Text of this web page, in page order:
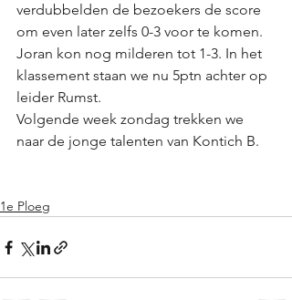
verdubbelden de bezoekers de score
om even later zelfs 0-3 voor te komen.
Joran kon nog milderen tot 1-3. In het
klassement staan we nu 5ptn achter op
leider Rumst.
Volgende week zondag trekken we
naar de jonge talenten van Kontich B.
1e Ploeg